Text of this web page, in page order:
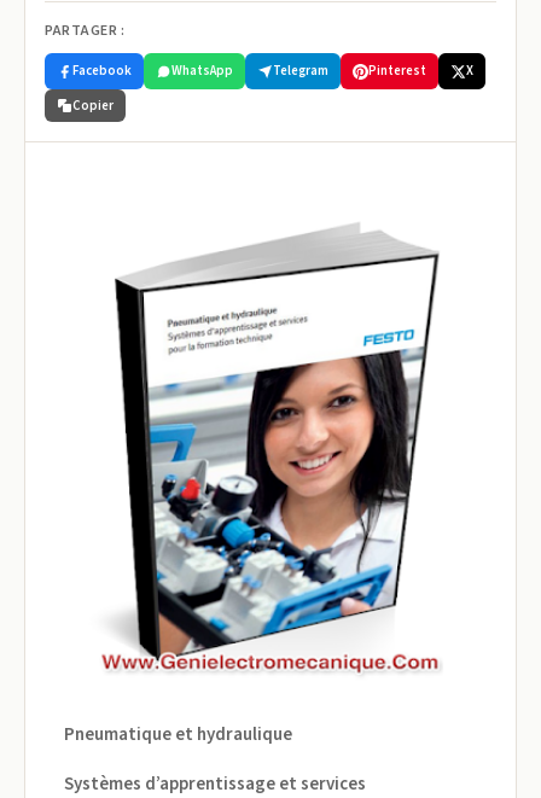
PARTAGER :
Facebook WhatsApp Telegram Pinterest
X
Copier
Pneumatique et hydraulique
Systèmes d’apprentissage et services